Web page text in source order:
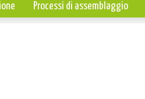
Processi di assemblaggio